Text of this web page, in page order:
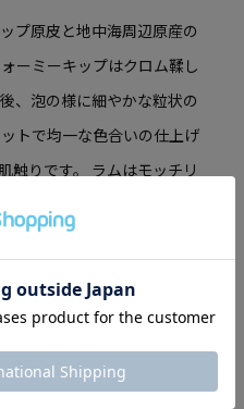
プ原皮と地中海周辺原産の
ーミーキップはクロム鞣し
、 泡の様に細やかな粒状の
トで均一な色合いの仕上げ
触りです。
ラムはモッチリ
くような手馴染みの良さが
、柔らかでふっくらとした